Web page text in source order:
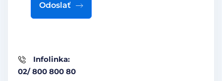
Infolinka:
02/ 800 800 80
Odoslať